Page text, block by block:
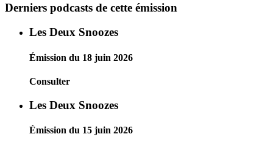
Derniers podcasts de cette émission
Les Deux Snoozes
Émission du 18 juin 2026
Consulter
Les Deux Snoozes
Émission du 15 juin 2026